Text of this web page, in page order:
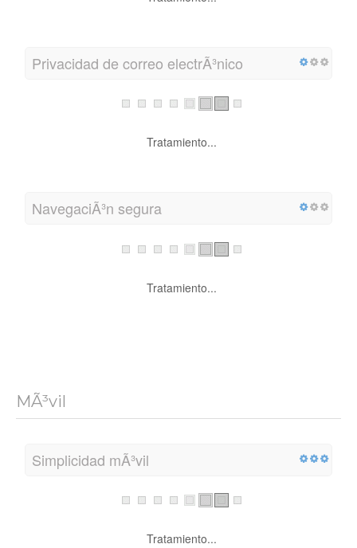
Privacidad de correo electrÃ³nico
Tratamiento...
NavegaciÃ³n segura
Tratamiento...
MÃ³vil
Simplicidad mÃ³vil
Tratamiento...